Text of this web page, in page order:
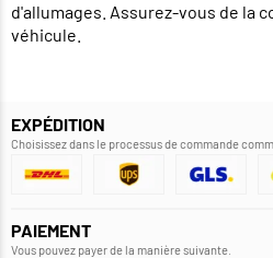
d'allumages. Assurez-vous de la
véhicule.
EXPÉDITION
Choisissez dans le processus de commande
PAIEMENT
Vous pouvez payer de la manière suivante.